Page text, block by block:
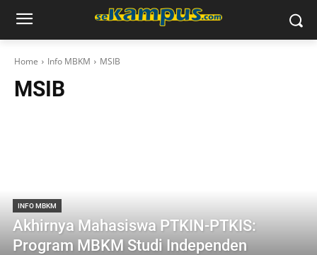
Home Info MBKM MSIB
MSIB
INFO MBKM
Akhirnya Mahasiswa PTKIN-PTKIS:
Program MBKM Studi Independen